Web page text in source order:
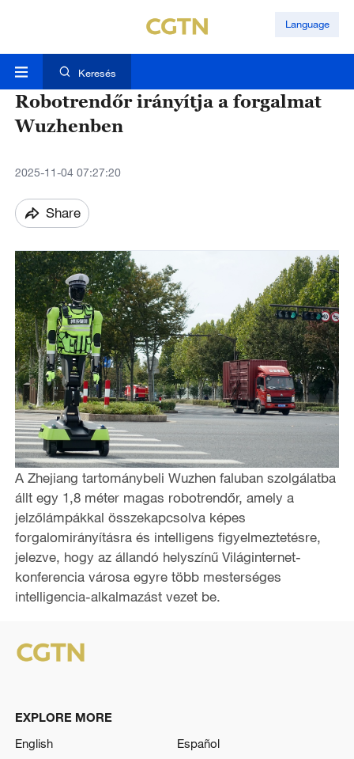
Language
Keresés
Robotrendőr irányítja a forgalmat
Wuzhenben
2025-11-04 07:27:20
Share
A Zhejiang tartománybeli Wuzhen faluban szolgálatba
állt egy 1,8 méter magas robotrendőr, amely a
jelzőlámpákkal összekapcsolva képes
forgalomirányításra és intelligens figyelmeztetésre,
jelezve, hogy az állandó helyszínű Világinternet-
konferencia városa egyre több mesterséges
intelligencia-alkalmazást vezet be.
EXPLORE MORE
English
Español